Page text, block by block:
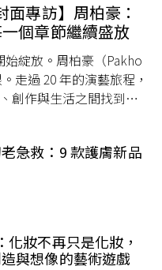
面專訪】周柏豪：
個章節繼續盛放
綻放。周柏豪（Pakho
走過 20 年的演藝旅程，
創作與生活之間找到屬
急救：9 款護膚新品
化妝不再只是化妝，
與想像的藝術遊戲